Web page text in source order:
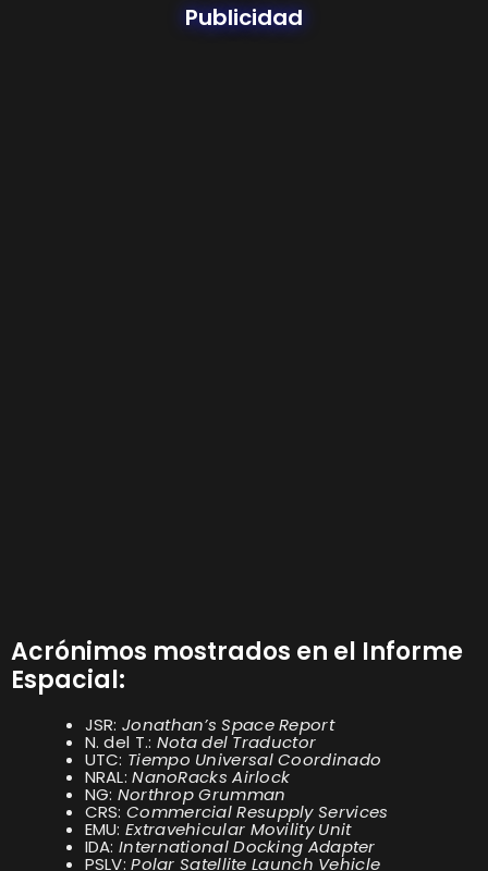
Publicidad
Acrónimos mostrados en el Informe
Espacial:
JSR: Jonathan’s Space Report
N. del T.: Nota del Traductor
UTC: Tiempo Universal Coordinado
NRAL:NanoRacks Airlock
NG: Northrop Grumman
CRS: Commercial Resupply Services
EMU: Extravehicular Movility Unit
IDA: International Docking Adapter
PSLV:Polar Satellite Launch Vehicle